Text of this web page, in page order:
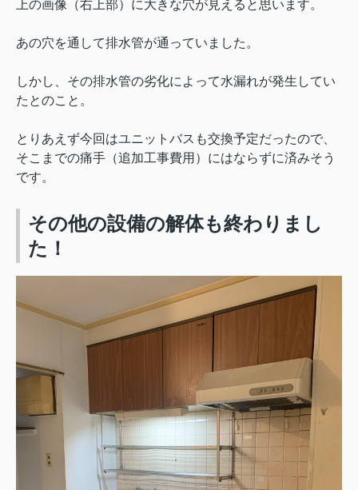
上の画像（右上部）に大きな穴が見えると思います。
あの穴を通して排水管が通っていました。
しかし、その排水管の劣化によって水漏れが発生してい
たとのこと。
とりあえず今回はユニットバスも交換予定だったので、
そこまでの痛手（追加工事費用）にはならずに済みそう
です。
その他の設備の解体も終わりまし
た！